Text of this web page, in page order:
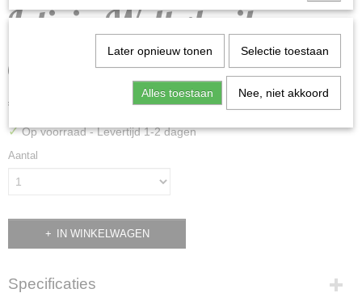
Leticia Well vloeibare
eyeliner groen
€ 2,90 (inclusief btw 21%)
✓Op voorraad- Levertijd 1-2 dagen
Aantal
IN WINKELWAGEN
Specificaties
Later opnieuw tonen Selectie toestaan
Alles toestaan Nee, niet akkoord